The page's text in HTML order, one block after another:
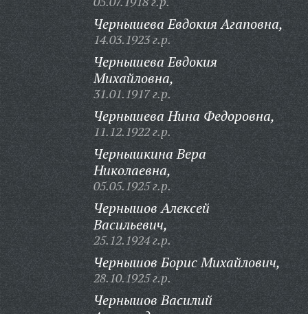
Чернышева Евдокия Агаповна,
14.03.1923 г.р.
Чернышева Евдокия
Михайловна,
31.01.1917 г.р.
Чернышева Нина Федоровна,
11.12.1922 г.р.
Чернышкина Вера
Николаевна,
05.05.1925 г.р.
Чернышов Алексей
Васильевич,
25.12.1924 г.р.
Чернышов Борис Михайлович,
28.10.1925 г.р.
Чернышов Василий